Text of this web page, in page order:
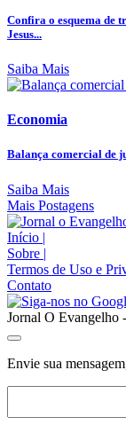
Confira o esquema de
Jesus...
Saiba Mais
Economia
Balança comercial de
Saiba Mais
Mais Postagens
Início |
Sobre |
Termos de Uso e
Contato
Jornal O Evangelho
Envie sua